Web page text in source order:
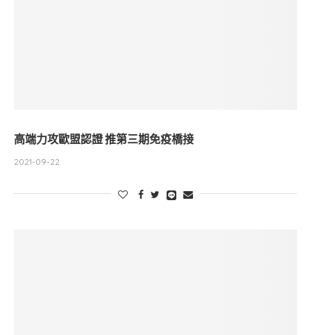
高端力攻歐盟認證 推第三期免疫橋接
2021-09-22